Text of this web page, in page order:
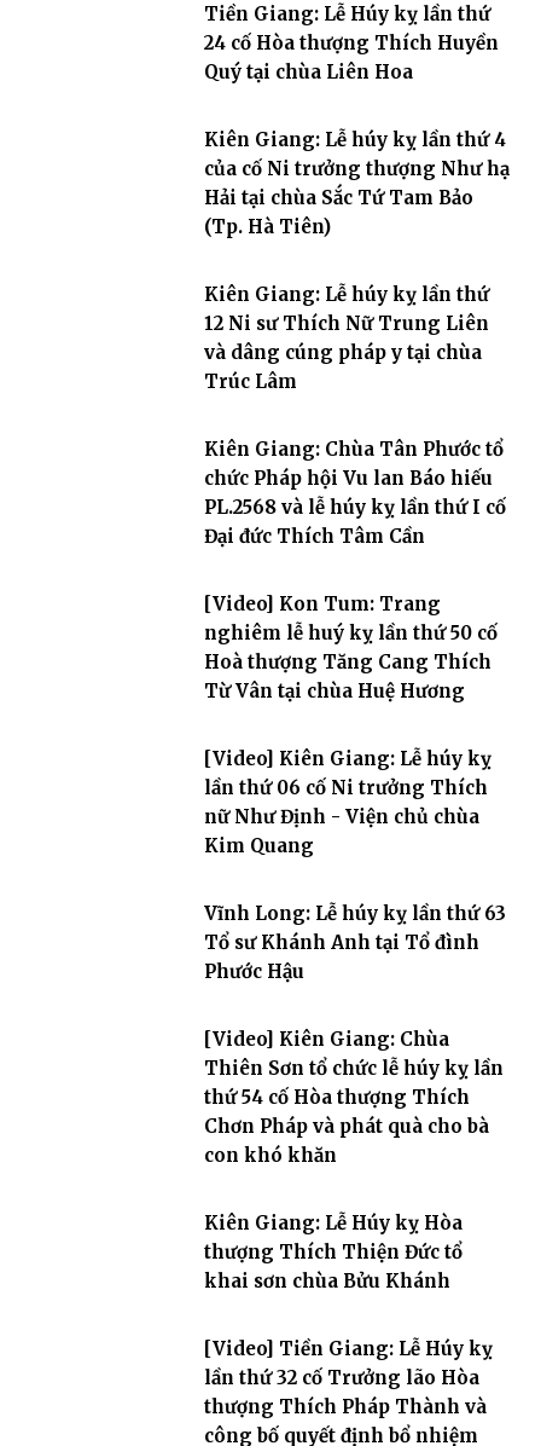
Tiền Giang: Lễ Húy kỵ lần thứ
24 cố Hòa thượng Thích Huyền
Quý tại chùa Liên Hoa
Kiên Giang: Lễ húy kỵ lần thứ 4
của cố Ni trưởng thượng Như hạ
Hải tại chùa Sắc Tứ Tam Bảo
(Tp. Hà Tiên)
Kiên Giang: Lễ húy kỵ lần thứ
12 Ni sư Thích Nữ Trung Liên
và dâng cúng pháp y tại chùa
Trúc Lâm
Kiên Giang: Chùa Tân Phước tổ
chức Pháp hội Vu lan Báo hiếu
PL.2568 và lễ húy kỵ lần thứ I cố
Đại đức Thích Tâm Cần
[Video] Kon Tum: Trang
nghiêm lễ huý kỵ lần thứ 50 cố
Hoà thượng Tăng Cang Thích
Từ Vân tại chùa Huệ Hương
[Video] Kiên Giang: Lễ húy kỵ
lần thứ 06 cố Ni trưởng Thích
nữ Như Định - Viện chủ chùa
Kim Quang
Vĩnh Long: Lễ húy kỵ lần thứ 63
Tổ sư Khánh Anh tại Tổ đình
Phước Hậu
[Video] Kiên Giang: Chùa
Thiên Sơn tổ chức lễ húy kỵ lần
thứ 54 cố Hòa thượng Thích
Chơn Pháp và phát quà cho bà
con khó khăn
Kiên Giang: Lễ Húy kỵ Hòa
thượng Thích Thiện Đức tổ
khai sơn chùa Bửu Khánh
[Video] Tiền Giang: Lễ Húy kỵ
lần thứ 32 cố Trưởng lão Hòa
thượng Thích Pháp Thành và
công bố quyết định bổ nhiệm